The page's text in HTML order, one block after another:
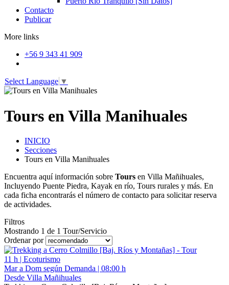
Contacto
Publicar
More links
+56 9 343 41 909
Select Language ▼
Tours en Villa Manihuales
INICIO
Secciones
Tours en Villa Manihuales
Encuentra aquí información sobre Tours en Villa Mañihuales,
Incluyendo Puente Piedra, Kayak en río, Tours rurales y más. En
cada ficha encontrarás el número de contacto para solicitar reserva
de actividades.
Filtros
Mostrando 1 de 1 Tour/Servicio
Ordenar por
11 h | Ecoturismo
Mar a Dom según Demanda | 08:00 h
Desde Villa Mañihuales